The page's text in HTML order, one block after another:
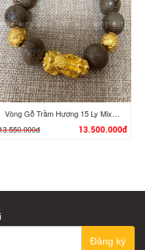
XEM CHI TIẾT
XEM CHI TIẾT
Vòng Gỗ Trầm Hương 15 Ly Mix Charm Tỳ Hưu, Bi Chú Bình An Vàng 24K
13.500.000đ
Đăng ký